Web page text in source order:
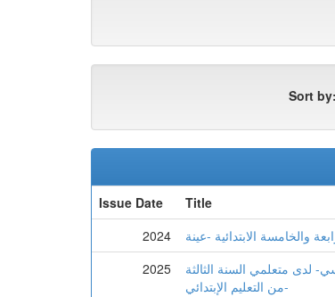
Sort by:
Issue Date
Title
2024
2025
لدى متعلمي السنة الثالثة
من التعليم الإبتدائي-